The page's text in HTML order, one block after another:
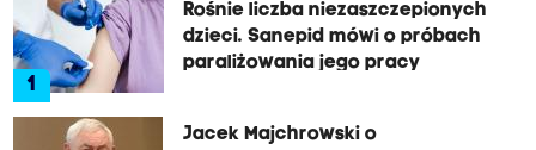
1
Rośnie liczba niezaszczepionych
dzieci. Sanepid mówi o próbach
paraliżowania jego pracy
Jacek Majchrowski o